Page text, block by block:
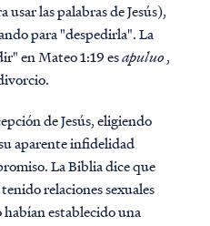
usar las palabras de Jesús),
para "despedirla". La
en Mateo 1:19 esapuluo,
de Jesús, eligiendo
aparente infidelidad
La Biblia dice que
relaciones sexuales
establecido una